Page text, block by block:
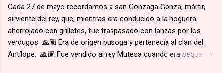
Cada 27 de mayo recordamos a san Gonzaga Gonza, mártir,
sirviente del rey, que, mientras era conducido a la hoguera
aherrojado con grilletes, fue traspasado con lanzas por los
verdugos. 🙏🏽 Era de origen busoga y pertenecía al clan del
Antílope. 🙏🏽 Fue vendido al rey Mutesa cuando era pequeño,